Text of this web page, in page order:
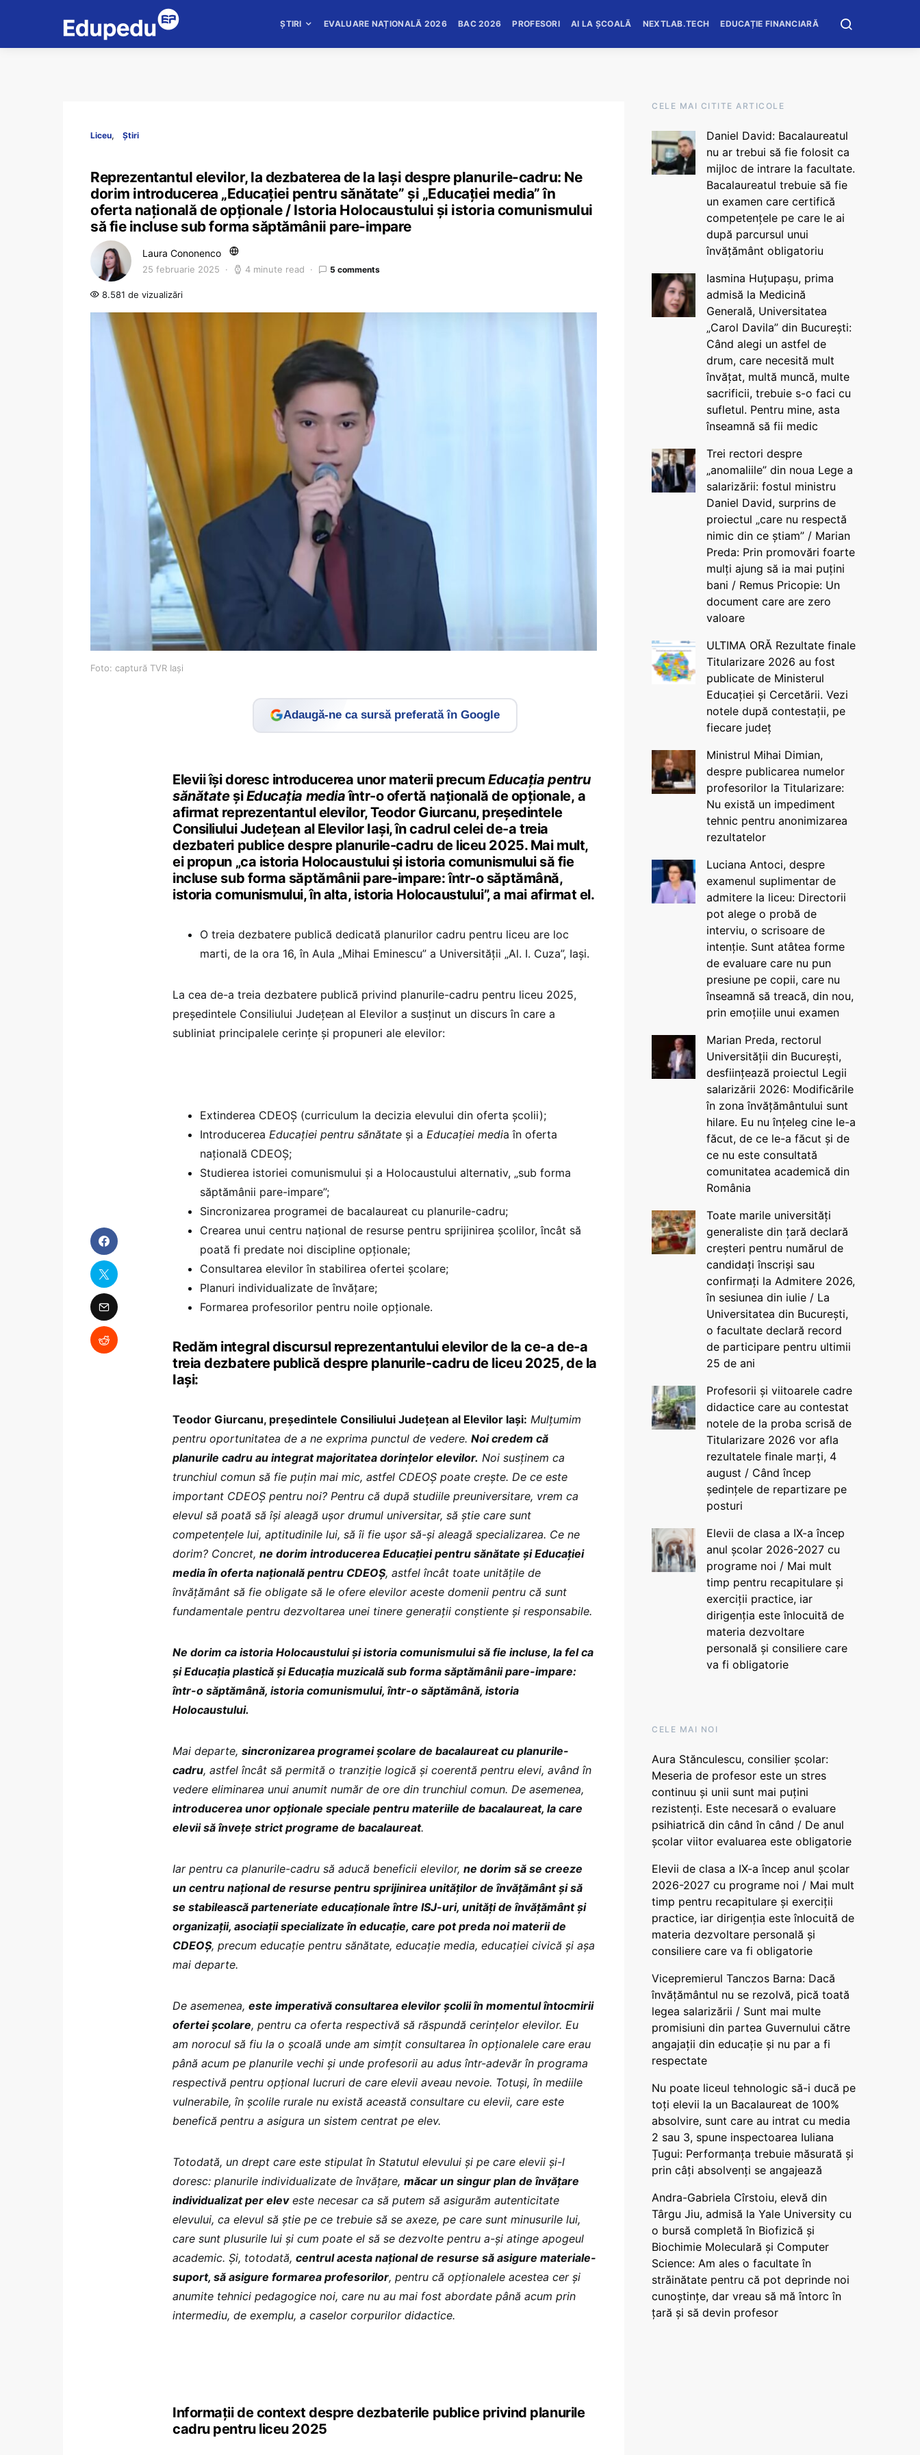
ȘTIRI EVALUARE NAȚIONALĂ 2026 BAC 2026 PROFESORI AI LA ȘCOALĂ NEXTLAB.TECH EDUCAȚIE FINANCIARĂ
Liceu Știri
Reprezentantul elevilor, la dezbaterea de la Iași despre planurile-cadru: Ne
dorim introducerea „Educației pentru sănătate” și „Educației media” în
oferta națională de opționale / Istoria Holocaustului și istoria comunismului
să fie incluse sub forma săptămânii pare-impare
Laura Cononenco
25 februarie 2025 4 minute read 5 comments
8.581 de vizualizări
Foto: captură TVR Iași
Adaugă-ne ca sursă preferată în Google
Elevii își doresc introducerea unor materii precumEducația pentru
sănătateșiEducația mediaîntr-o ofertă națională de opționale, a
afirmat reprezentantul elevilor, Teodor Giurcanu, președintele
Consiliului Județean al Elevilor Iași, în cadrul celei de-a treia
dezbateri publice despre planurile-cadru de liceu 2025. Mai mult,
ei propun „ca istoria Holocaustului și istoria comunismului să fie
incluse sub forma săptămânii pare-impare: într-o săptămână,
istoria comunismului, în alta, istoria Holocaustului”, a mai afirmat el.
O treia dezbatere publică dedicată planurilor cadru pentru liceu are loc
marti, de la ora 16, în Aula „Mihai Eminescu” a Universității „Al. I. Cuza”, Iași.
La cea de-a treia dezbatere publică privind planurile-cadru pentru liceu 2025,
președintele Consiliului Județean al Elevilor a susținut un discurs în care a
subliniat principalele cerințe și propuneri ale elevilor:
Extinderea CDEOȘ (curriculum la decizia elevului din oferta școlii);
Introducerea Educației pentru sănătate și a Educației media în oferta
națională CDEOȘ;
Studierea istoriei comunismului și a Holocaustului alternativ, „sub forma
săptămânii pare-impare”;
Sincronizarea programei de bacalaureat cu planurile-cadru;
Crearea unui centru național de resurse pentru sprijinirea școlilor, încât să
poată fi predate noi discipline opționale;
Consultarea elevilor în stabilirea ofertei școlare;
Planuri individualizate de învățare;
Formarea profesorilor pentru noile opționale.
Redăm integral discursul reprezentantului elevilor de la ce-a de-a
treia dezbatere publică despre planurile-cadru de liceu 2025, de la
Iași:
Teodor Giurcanu, președintele Consiliului Județean al Elevilor Iași: Mulțumim
pentru oportunitatea de a ne exprima punctul de vedere. Noi credem că
planurile cadru au integrat majoritatea dorințelor elevilor. Noi susținem ca
trunchiul comun să fie puțin mai mic, astfel CDEOȘ poate crește. De ce este
important CDEOȘ pentru noi? Pentru că după studiile preuniversitare, vrem ca
elevul să poată să își aleagă ușor drumul universitar, să știe care sunt
competențele lui, aptitudinile lui, să îi fie ușor să-și aleagă specializarea. Ce ne
dorim? Concret, ne dorim introducerea Educației pentru sănătate și Educației
media în oferta națională pentru CDEOȘ, astfel încât toate unitățile de
învățământ să fie obligate să le ofere elevilor aceste domenii pentru că sunt
fundamentale pentru dezvoltarea unei tinere generații conștiente și responsabile.
Ne dorim ca istoria Holocaustului și istoria comunismului să fie incluse, la fel ca
și Educația plastică și Educația muzicală sub forma săptămânii pare-impare:
într-o săptămână, istoria comunismului, într-o săptămână, istoria
Holocaustului.
Mai departe, sincronizarea programei școlare de bacalaureat cu planurile-
cadru, astfel încât să permită o tranziție logică și coerentă pentru elevi, având în
vedere eliminarea unui anumit număr de ore din trunchiul comun. De asemenea,
introducerea unor opționale speciale pentru materiile de bacalaureat, la care
elevii să învețe strict programe de bacalaureat.
Iar pentru ca planurile-cadru să aducă beneficii elevilor, ne dorim să se creeze
un centru național de resurse pentru sprijinirea unităților de învățământ și să
se stabilească parteneriate educaționale între ISJ-uri, unități de învățământ și
organizații, asociații specializate în educație, care pot preda noi materii de
CDEOȘ, precum educație pentru sănătate, educație media, educației civică și așa
mai departe.
De asemenea, este imperativă consultarea elevilor școlii în momentul întocmirii
ofertei școlare, pentru ca oferta respectivă să răspundă cerințelor elevilor. Eu
am norocul să fiu la o școală unde am simțit consultarea în opționalele care erau
până acum pe planurile vechi și unde profesorii au adus într-adevăr în programa
respectivă pentru opțional lucruri de care elevii aveau nevoie. Totuși, în mediile
vulnerabile, în școlile rurale nu există această consultare cu elevii, care este
benefică pentru a asigura un sistem centrat pe elev.
Totodată, un drept care este stipulat în Statutul elevului și pe care elevii și-l
doresc: planurile individualizate de învățare, măcar un singur plan de învățare
individualizat per eleveste necesar ca să putem să asigurăm autenticitate
elevului, ca elevul să știe pe ce trebuie să se axeze, pe care sunt minusurile lui,
care sunt plusurile lui și cum poate el să se dezvolte pentru a-și atinge apogeul
academic. Și, totodată, centrul acesta național de resurse să asigure materiale-
suport, să asigure formarea profesorilor, pentru că opționalele acestea cer și
anumite tehnici pedagogice noi, care nu au mai fost abordate până acum prin
intermediu, de exemplu, a caselor corpurilor didactice.
Informații de context despre dezbaterile publice privind planurile
cadru pentru liceu 2025
CELE MAI CITITE ARTICOLE
Daniel David: Bacalaureatul
nu ar trebui să fie folosit ca
mijloc de intrare la facultate.
Bacalaureatul trebuie să fie
un examen care certifică
competențele pe care le ai
după parcursul unui
învățământ obligatoriu
Iasmina Huțupașu, prima
admisă la Medicină
Generală, Universitatea
„Carol Davila” din București:
Când alegi un astfel de
drum, care necesită mult
învățat, multă muncă, multe
sacrificii, trebuie s-o faci cu
sufletul. Pentru mine, asta
înseamnă să fii medic
Trei rectori despre
„anomaliile” din noua Lege a
salarizării: fostul ministru
Daniel David, surprins de
proiectul „care nu respectă
nimic din ce știam” / Marian
Preda: Prin promovări foarte
mulți ajung să ia mai puțini
bani / Remus Pricopie: Un
document care are zero
valoare
ULTIMA ORĂ Rezultate finale
Titularizare 2026 au fost
publicate de Ministerul
Educației și Cercetării. Vezi
notele după contestații, pe
fiecare județ
Ministrul Mihai Dimian,
despre publicarea numelor
profesorilor la Titularizare:
Nu există un impediment
tehnic pentru anonimizarea
rezultatelor
Luciana Antoci, despre
examenul suplimentar de
admitere la liceu: Directorii
pot alege o probă de
interviu, o scrisoare de
intenție. Sunt atâtea forme
de evaluare care nu pun
presiune pe copii, care nu
înseamnă să treacă, din nou,
prin emoțiile unui examen
Marian Preda, rectorul
Universității din București,
desființează proiectul Legii
salarizării 2026: Modificările
în zona învățământului sunt
hilare. Eu nu înțeleg cine le-a
făcut, de ce le-a făcut și de
ce nu este consultată
comunitatea academică din
România
Toate marile universități
generaliste din țară declară
creșteri pentru numărul de
candidați înscriși sau
confirmați la Admitere 2026,
în sesiunea din iulie / La
Universitatea din București,
o facultate declară record
de participare pentru ultimii
25 de ani
Profesorii și viitoarele cadre
didactice care au contestat
notele de la proba scrisă de
Titularizare 2026 vor afla
rezultatele finale marți, 4
august / Când încep
ședințele de repartizare pe
posturi
Elevii de clasa a IX-a încep
anul școlar 2026-2027 cu
programe noi / Mai mult
timp pentru recapitulare și
exerciții practice, iar
dirigenția este înlocuită de
materia dezvoltare
personală și consiliere care
va fi obligatorie
CELE MAI NOI
Aura Stănculescu, consilier școlar:
Meseria de profesor este un stres
continuu și unii sunt mai puțini
rezistenți. Este necesară o evaluare
psihiatrică din când în când / De anul
școlar viitor evaluarea este obligatorie
Elevii de clasa a IX-a încep anul școlar
2026-2027 cu programe noi / Mai mult
timp pentru recapitulare și exerciții
practice, iar dirigenția este înlocuită de
materia dezvoltare personală și
consiliere care va fi obligatorie
Vicepremierul Tanczos Barna: Dacă
învățământul nu se rezolvă, pică toată
legea salarizării / Sunt mai multe
promisiuni din partea Guvernului către
angajații din educație și nu par a fi
respectate
Nu poate liceul tehnologic să-i ducă pe
toți elevii la un Bacalaureat de 100%
absolvire, sunt care au intrat cu media
2 sau 3, spune inspectoarea Iuliana
Țugui: Performanța trebuie măsurată și
prin câți absolvenți se angajează
Andra-Gabriela Cîrstoiu, elevă din
Târgu Jiu, admisă la Yale University cu
o bursă completă în Biofizică și
Biochimie Moleculară și Computer
Science: Am ales o facultate în
străinătate pentru că pot deprinde noi
cunoștințe, dar vreau să mă întorc în
țară și să devin profesor